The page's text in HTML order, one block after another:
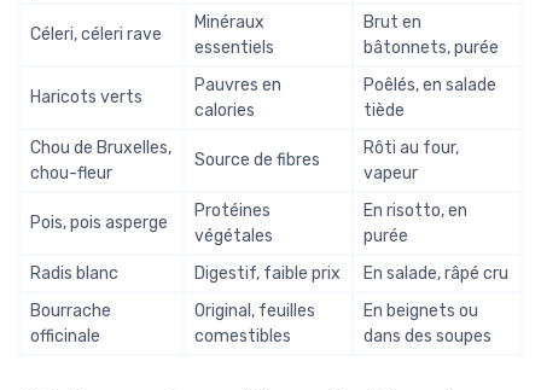
Céleri, céleri rave
Minéraux
essentiels
Brut en
bâtonnets, purée
Haricots verts
Pauvres en
calories
Poêlés, en salade
tiède
Chou de Bruxelles,
chou-fleur
Source de fibres
Rôti au four,
vapeur
Pois, pois asperge
Protéines
végétales
En risotto, en
purée
Radis blanc
Digestif, faible prix
En salade, râpé cru
Bourrache
officinale
Original, feuilles
comestibles
En beignets ou
dans des soupes